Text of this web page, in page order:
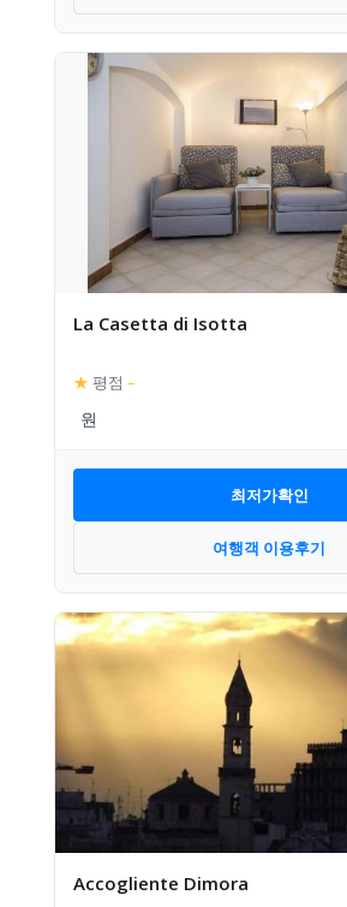
La Casetta di Isotta
★ 평점 –
최저가확인
여행객 이용후기
Accogliente Dimora